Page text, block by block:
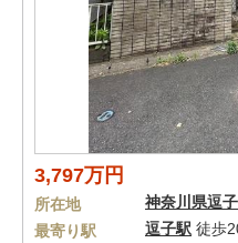
3,797万円
所在地 神奈川県逗
最寄り駅
逗子駅 徒歩